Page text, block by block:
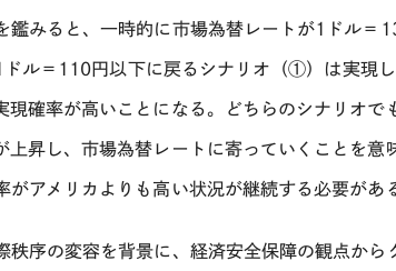
鑑みると、一時的に市場為替レートが1 ドル＝
ドル＝ 110円以下に戻るシナリオ（①）は実現
確率が高いことになる。どちらのシナリオで
昇し、市場為替レートに寄っていくことを意
アメリカよりも高い状況が継続する必要があ
序の変容を背景に、経済安全保障の観点から